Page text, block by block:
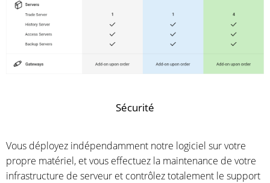
Sécurité
Vous déployez indépendamment notre logiciel sur votre
propre matériel, et vous effectuez la maintenance de votre
infrastructure de serveur et contrôlez totalement le support